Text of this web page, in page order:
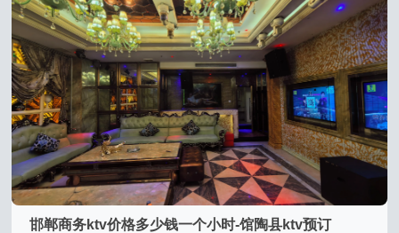
邯郸商务ktv价格多少钱一个小时-馆陶县ktv预订